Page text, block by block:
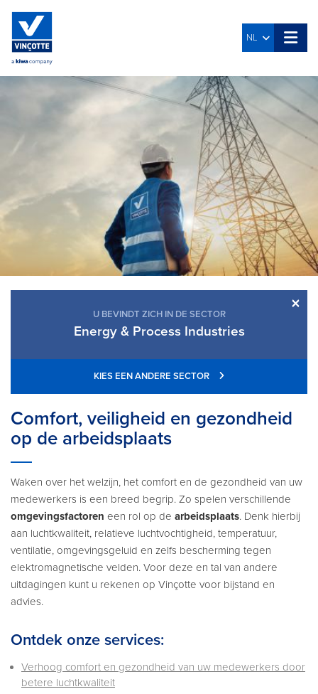
NL
×
U BEVINDT ZICH IN DE SECTOR
Energy & Process Industries
KIES EEN ANDERE SECTOR
Comfort, veiligheid en gezondheid
op de arbeidsplaats
Waken over het welzijn, het comfort en de gezondheid van uw
medewerkers is een breed begrip. Zo spelen verschillende
omgevingsfactoren een rol op de arbeidsplaats. Denk hierbij
aan luchtkwaliteit, relatieve luchtvochtigheid, temperatuur,
ventilatie, omgevingsgeluid en zelfs bescherming tegen
elektromagnetische velden. Voor deze en tal van andere
uitdagingen kunt u rekenen op Vinçotte voor bijstand en
advies.
Ontdek onze services:
Verhoog comfort en gezondheid van uw medewerkers door
betere luchtkwaliteit